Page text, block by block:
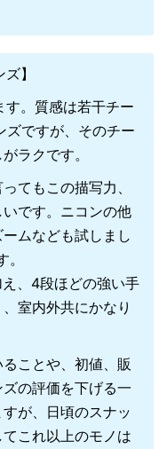
】
。質感は若干チー
ズですが、そのチー
ラクです。
てもこの描写力、
です。ニコンの他
ムなども試しまし
、4段ほどの強い手
室内外共にかなり
ことや、初値、販
の評価を下げる一
が、日頃のスナッ
これ以上のモノは